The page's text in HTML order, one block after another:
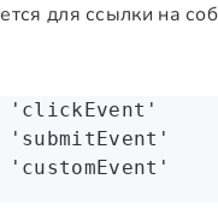
для ссылки на
'clickEvent'
'submitEvent'
'customEvent'